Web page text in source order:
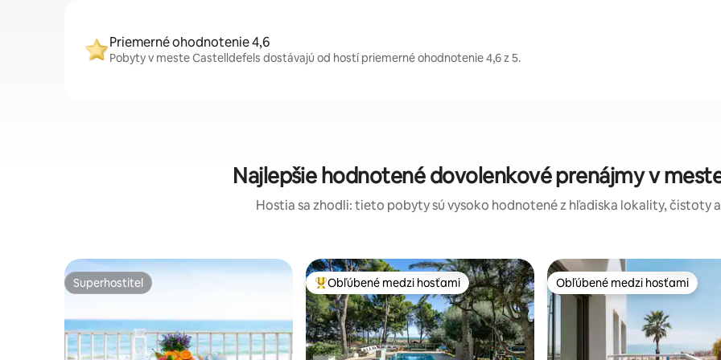
Priemerné ohodnotenie 4,6
Pobyty v meste Castelldefels dostávajú od hostí priemerné ohodnotenie 4,6 z 5.
Najlepšie hodnotené dovolenkové prenájmy v
Hostia sa zhodli: tieto pobyty sú vysoko hodnotené z hľadiska lokality, čistoty
Superhostiteľ
Superhostiteľ Najobľúbenejšie medzi hosťami
Obľúbené medzi hosťami Obľúbené medzi hosťami
Obľúbené medzi hosťami